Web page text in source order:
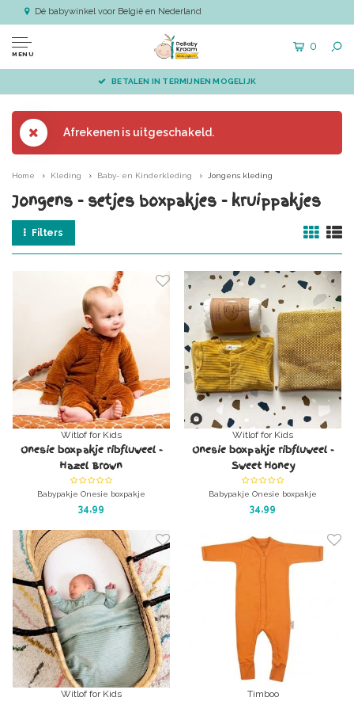
Dé babywinkel voor België en Nederland
MENU
0
BETALEN IN TERMIJNEN MOGELIJK
Afrekenen is uitgeschakeld.
Home Kleding Baby- en Kinderkleding Jongens kleding
Jongens - setjes boxpakjes - kruippakjes
Filters
Witlof for Kids
Onesie boxpakje ribfluweel -
Hazel Brown
Babypakje Onesie boxpakje
ribfluweel/corduroy - Hazel Brown
mooi
34,99
Witlof for Kids
Onesie boxpakje ribfluweel -
Sweet Honey
Babypakje Onesie boxpakje
ribfluweel/corduroy - Sweet Honey
mooi
34,99
Witlof for Kids Timboo